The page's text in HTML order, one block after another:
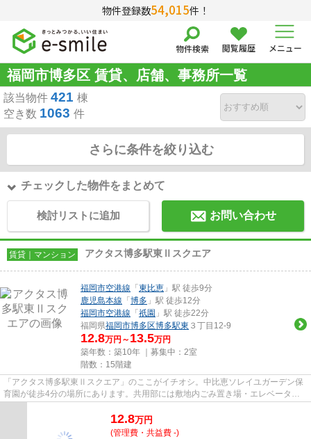
物件登録数54,015件！
物件検索 閲覧履歴 メニュー
福岡市博多区 賃貸、店舗、事務所一覧
該当物件 421 棟
空き数 1063 件
さらに条件を絞り込む
チェックした物件をまとめて
検討リストに追加 お問い合わせ
賃貸｜マンション アクタス博多駅東Ⅱスクエア
福岡市空港線 「東比恵 」駅 徒歩9分
鹿児島本線 「博多 」駅 徒歩12分
福岡市空港線 「祇園 」駅 徒歩22分
福岡県福岡市博多区博多駅東 ３丁目12-9
12.8万円～ 13.5万円
築年数：築10年 ｜募集中： 2室
階数：15階建
「アクタス博多駅東Ⅱスクエア」のここがイチオシ。中比恵ソレイユガーデン保
育園が徒歩4分の場所にあります。共用部には敷地内ごみ置き場・エレベータな
どが備わっておりとても充実し...
12.8万円
(管理費・共益費 -)